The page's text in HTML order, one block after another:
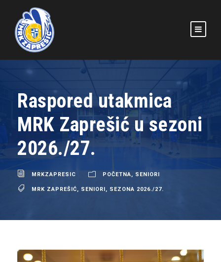
Raspored utakmica
MRK Zaprešić u sezoni
2026./27.
MRKZAPRESIC POČETNA SENIORI
MRK ZAPREŠIĆ SENIORI SEZONA 2026./27.